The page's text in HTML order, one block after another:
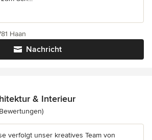
Nachricht
Haan
& Interieur
5 von 5 Sternen
verfolgt unser kreatives Team von